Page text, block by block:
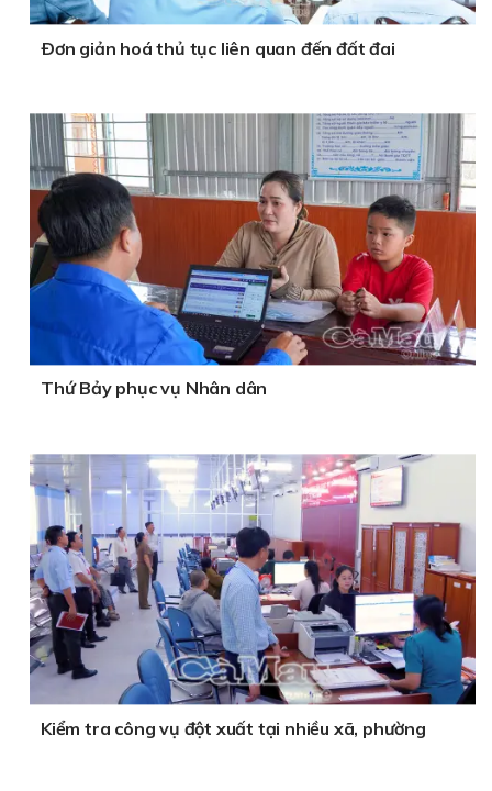
Ðơn giản hoá thủ tục liên quan đến đất đai
Thứ Bảy phục vụ Nhân dân
Kiểm tra công vụ đột xuất tại nhiều xã, phường